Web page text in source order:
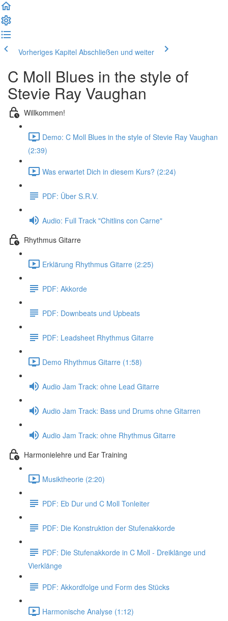
Vorheriges Kapitel Abschließen und weiter
C Moll Blues in the style of
Stevie Ray Vaughan
Willkommen!
Demo: C Moll Blues in the style of Stevie Ray Vaughan
(2:39)
Was erwartet Dich in diesem Kurs? (2:24)
PDF: Über S.R.V.
Audio: Full Track "Chitlins con Carne"
Rhythmus Gitarre
Erklärung Rhythmus Gitarre (2:25)
PDF: Akkorde
PDF: Downbeats und Upbeats
PDF: Leadsheet Rhythmus Gitarre
Demo Rhythmus Gitarre (1:58)
Audio Jam Track: ohne Lead Gitarre
Audio Jam Track: Bass und Drums ohne Gitarren
Audio Jam Track: ohne Rhythmus Gitarre
Harmonielehre und Ear Training
Musiktheorie (2:20)
PDF: Eb Dur und C Moll Tonleiter
PDF: Die Konstruktion der Stufenakkorde
PDF: Die Stufenakkorde in C Moll - Dreiklänge und
Vierklänge
PDF: Akkordfolge und Form des Stücks
Harmonische Analyse (1:12)